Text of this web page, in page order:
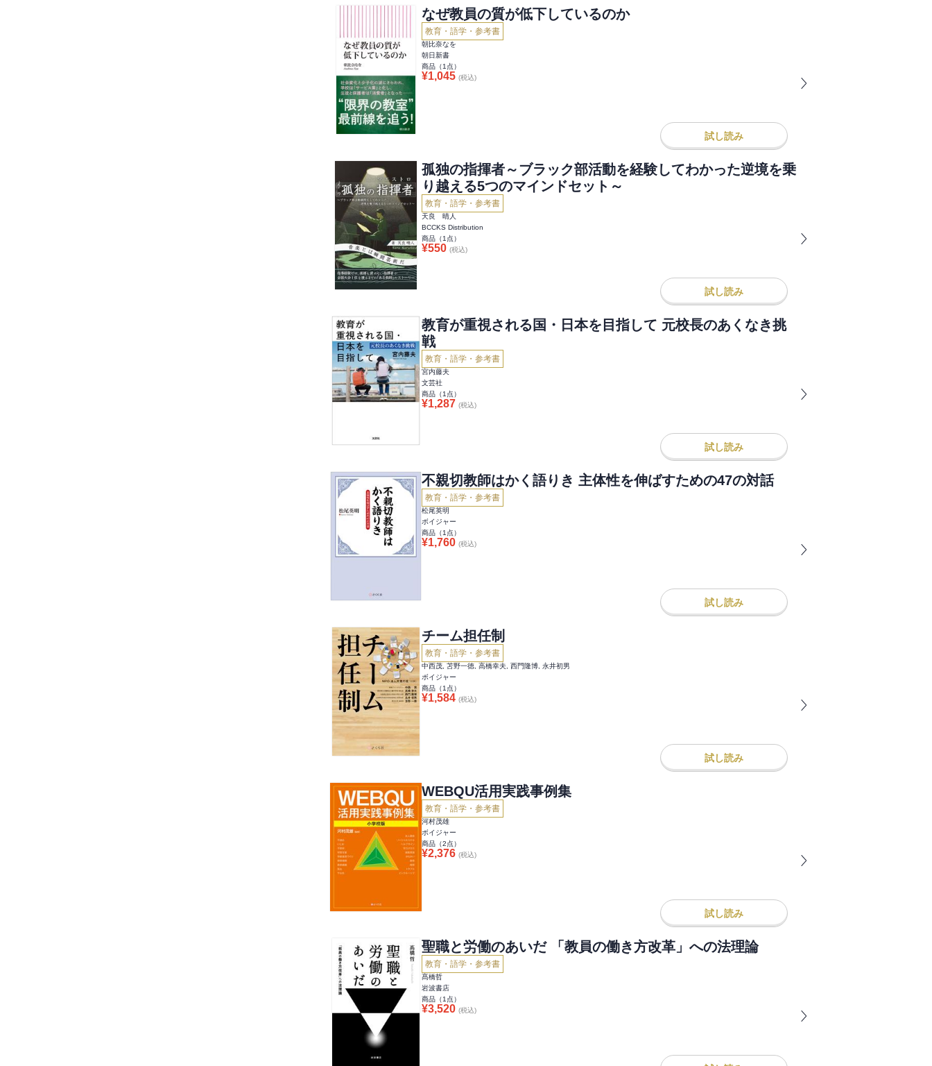
なぜ教員の質が低下しているのか
教育・語学・参考書
朝比奈なを
朝日新書
商品（1 点）
¥1,045 (税込)
試し読み
孤独の指揮者～ブラック部活動を経験してわかった逆境を乗
り越える5つのマインドセット～
教育・語学・参考書
天良 晴人
BCCKS Distribution
商品（1 点）
¥550 (税込)
試し読み
教育が重視される国・日本を目指して 元校長のあくなき挑
戦
教育・語学・参考書
宮内藤夫
文芸社
商品（1 点）
¥1,287 (税込)
試し読み
不親切教師はかく語りき 主体性を伸ばすための47の対話
教育・語学・参考書
松尾英明
ボイジャー
商品（1 点）
¥1,760 (税込)
試し読み
チーム担任制
教育・語学・参考書
中西茂, 苫野一徳, 高橋幸夫, 西門隆博, 永井初男
ボイジャー
商品（1 点）
¥1,584 (税込)
試し読み
WEBQU活用実践事例集
教育・語学・参考書
河村茂雄
ボイジャー
商品（2点）
¥2,376 (税込)
試し読み
聖職と労働のあいだ 「教員の働き方改革」への法理論
教育・語学・参考書
髙橋哲
岩波書店
商品（1 点）
¥3,520 (税込)